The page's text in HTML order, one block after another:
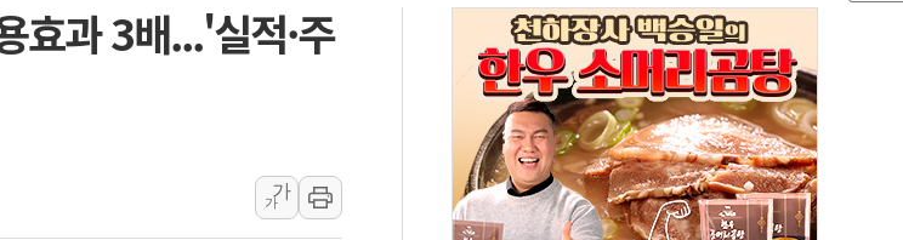
배준영 의원 "거주 사용 형태에 따른 중과세는 과세 원칙 어긋나"
[컨콜] 네이버, AI탭 월간 활성 이용자수 1000만 돌파
[컨콜] 네이버, "엔비디아와 공고한 파트너십 이어갈 예정"
美공화, 韓 '개정 정통망법'에 항의 서한…"표현의 자유 위협"
롯데쇼핑, 백화점이 이끈 반등...2분기 영업이익 121% 급증
합수본, '투표율 조작 의혹' 서울·경기·충북 선관위 등 추가 압수수색
효과 3배...'실적·주
가
가